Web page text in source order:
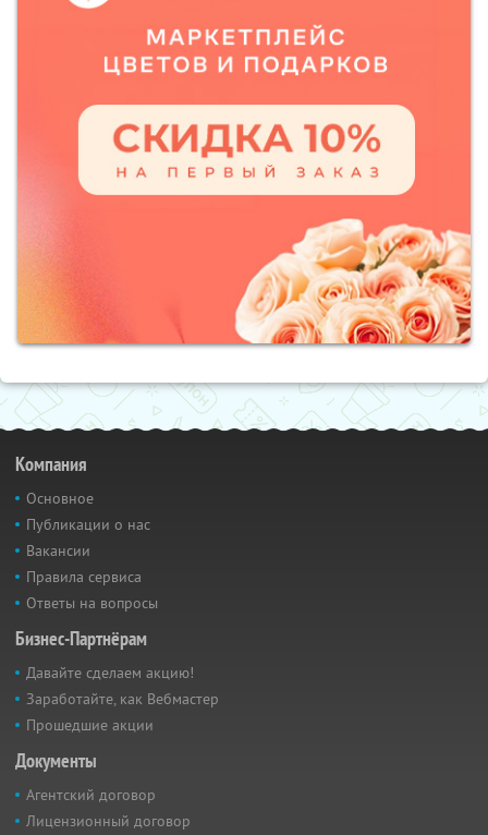
Компания
Основное
Публикации о нас
Вакансии
Правила сервиса
Ответы на вопросы
Бизнес-Партнёрам
Давайте сделаем акцию!
Заработайте, как Вебмастер
Прошедшие акции
Документы
Агентский договор
Лицензионный договор